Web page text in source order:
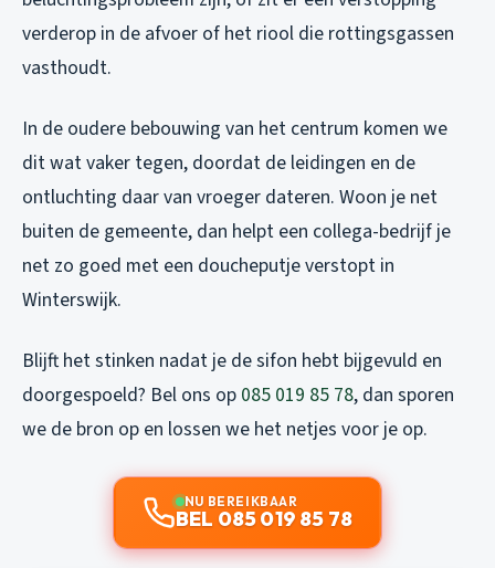
verderop in de afvoer of het riool die rottingsgassen
vasthoudt.
In de oudere bebouwing van het centrum komen we
dit wat vaker tegen, doordat de leidingen en de
ontluchting daar van vroeger dateren. Woon je net
buiten de gemeente, dan helpt een collega-bedrijf je
net zo goed met een doucheputje verstopt in
Winterswijk.
Blijft het stinken nadat je de sifon hebt bijgevuld en
doorgespoeld? Bel ons op 085 019 85 78, dan sporen
we de bron op en lossen we het netjes voor je op.
NU BEREIKBAAR
BEL 085 019 85 78